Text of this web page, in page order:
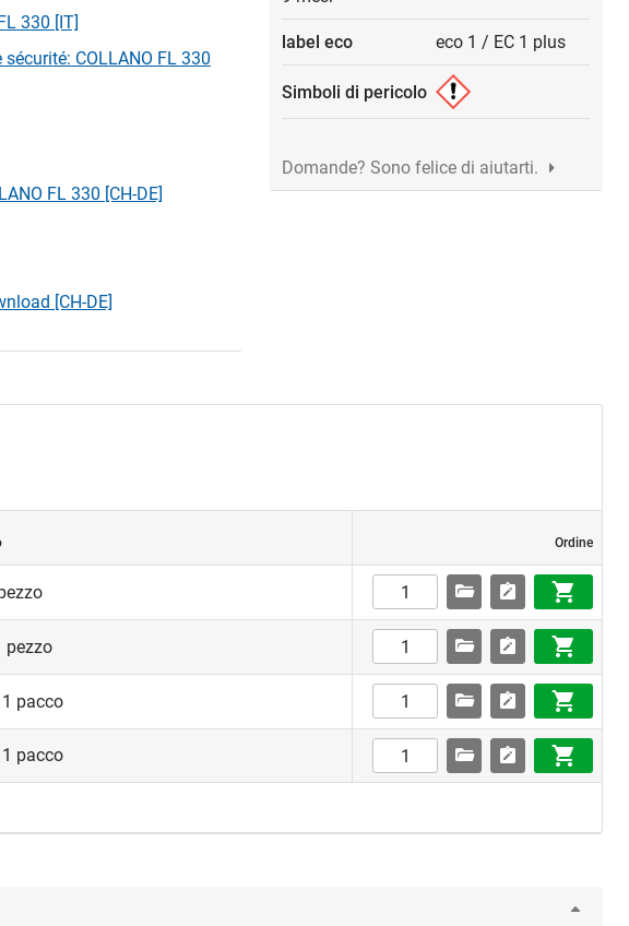
330 [IT]
COLLANO FL 330
FL 330 [CH-DE]
[CH-DE]
label eco eco 1 / EC 1 plus
Simboli di pericolo
Domande? Sono felice di aiutarti.
Ordine
pezzo
pacco
pacco